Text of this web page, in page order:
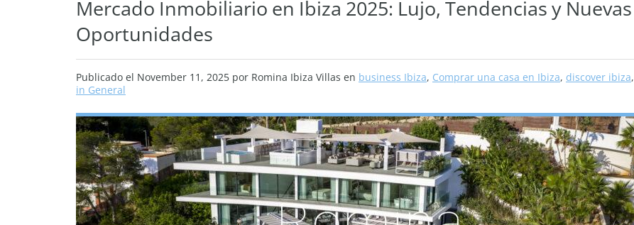
Mercado Inmobiliario en Ibiza 2025: Lujo, Tendencias y Nuevas
Oportunidades
Publicado el November 11, 2025 por Romina Ibiza Villas en business Ibiza, Comprar una casa en Ibiza, discover ibiza,
in General